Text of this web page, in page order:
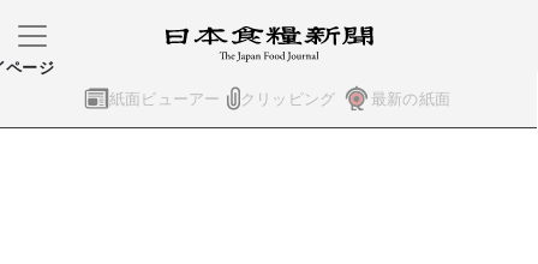
紙面ビューアー クリッピング 最新の紙面
ページ